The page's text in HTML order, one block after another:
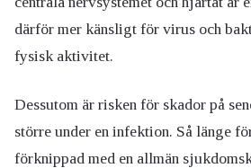
därför mer känsligt för virus och
fysisk aktivitet.
Dessutom är risken för skador på
större under en infektion. Så länge
förknippad med en allmän